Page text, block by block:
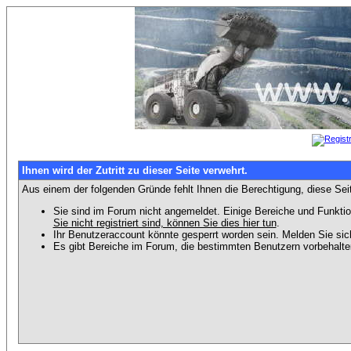
Ihnen wird der Zutritt zu dieser Seite verwehrt.
Aus einem der folgenden Gründe fehlt Ihnen die Berechtigung, diese
Sie sind im Forum nicht angemeldet. Einige Bereiche und
Sie nicht registriert sind, können Sie dies hier tun.
Ihr Benutzeraccount könnte gesperrt worden sein. Melden Sie
Es gibt Bereiche im Forum, die bestimmten Benutzern